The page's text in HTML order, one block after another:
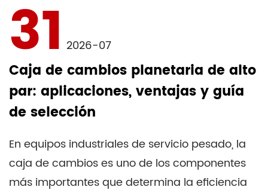
31 2026-07
Caja de cambios planetaria de alto
par: aplicaciones, ventajas y guía
de selección
En equipos industriales de servicio pesado, la
caja de cambios es uno de los componentes
más importantes que determina la eficiencia